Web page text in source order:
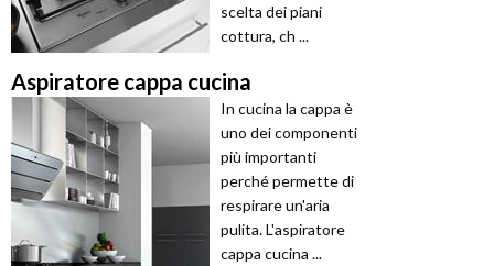
scelta dei piani
cottura, ch ...
Aspiratore cappa cucina
In cucina la cappa è
uno dei componenti
più importanti
perché permette di
respirare un'aria
pulita. L'aspiratore
cappa cucina ...